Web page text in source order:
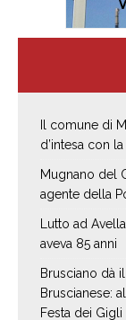
Il comune di
d’intesa con
Mugnano del
agente della
Lutto ad
aveva 85 anni
Brusciano dà
Bruscianese:
Festa dei Gigli